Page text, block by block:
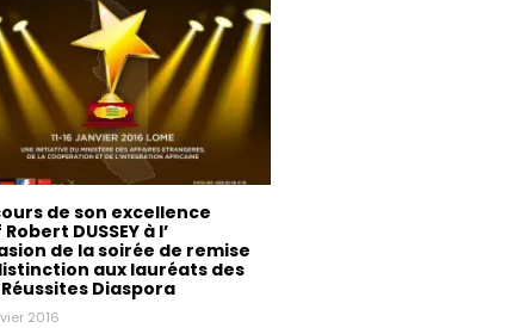
de son excellence
DUSSEY à l’
de la soirée de remise
aux lauréats des
Diaspora
2016